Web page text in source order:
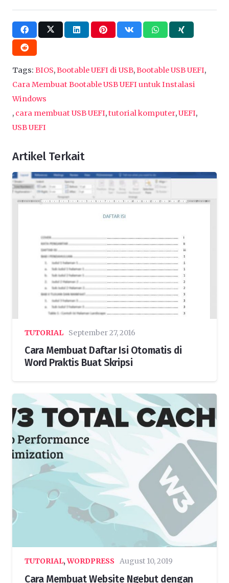
Tags: BIOS,Bootable UEFI di USB,Bootable USB UEFI,
Cara Membuat Bootable USB UEFI untuk Instalasi
Windows
, cara membuat USB UEFI,tutorial komputer,UEFI,
USB UEFI
Artikel Terkait
TUTORIAL September 27, 2016
Cara Membuat Daftar Isi Otomatis di
Word Praktis Buat Skripsi
TUTORIAL,WORDPRESS August 10, 2019
Cara Membuat Website Ngebut dengan